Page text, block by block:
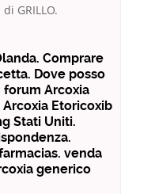
GRILLO.
Comprare
Dove posso
forum Arcoxia
Etoricoxib
Stati Uniti.
venda
generico